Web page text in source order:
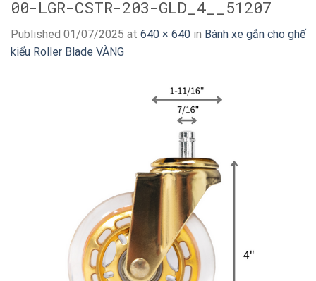
00-LGR-CSTR-203-GLD_4__51207
Published 01/07/2025 at 640 × 640 in Bánh xe gắn cho ghế
kiểu Roller Blade VÀNG